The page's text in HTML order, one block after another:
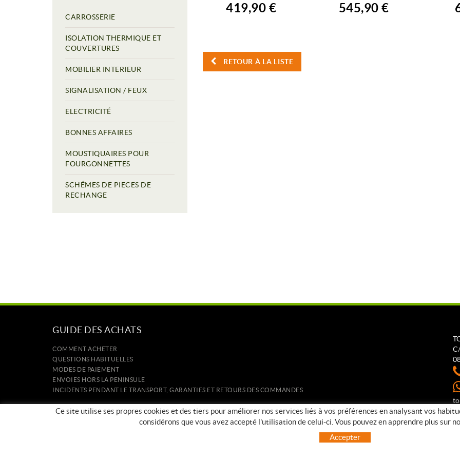
CARROSSERIE
ISOLATION THERMIQUE ET
COUVERTURES
MOBILIER INTERIEUR
SIGNALISATION / FEUX
ELECTRICITÉ
BONNES AFFAIRES
MOUSTIQUAIRES POUR
FOURGONNETTES
SCHÉMES DE PIECES DE
RECHANGE
419,90 € 545,90 €
RETOUR À LA LISTE
GUIDE DES ACHATS
COMMENT ACHETER
QUESTIONS HABITUELLES
MODES DE PAIEMENT
ENVOIES HORS LA PENINSULE
INCIDENTS PENDANT LE TRANSPORT, GARANTIES ET RETOURS DES COMMANDES
ACCUEIL
Ce site utilise ses propres cookies et des tiers pour améliorer nos services liés à vos préférences en analysant vos
considérons que vous avez accepté l'utilisation de celui-ci. Vous pouvez en apprendre plus sur
Accepter